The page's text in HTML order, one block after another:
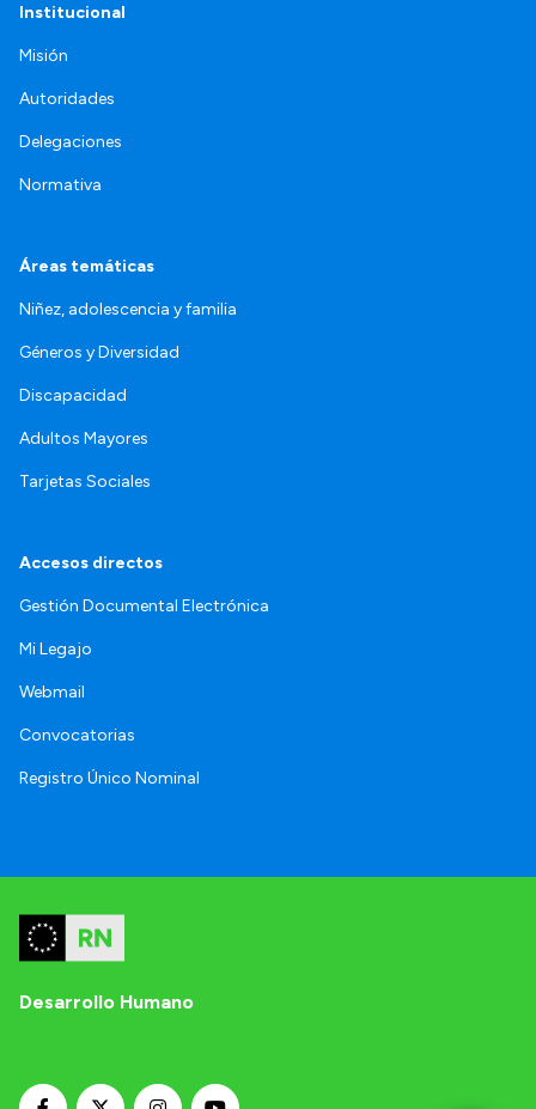
Institucional
Misión
Autoridades
Delegaciones
Normativa
Áreas temáticas
Niñez, adolescencia y familia
Géneros y Diversidad
Discapacidad
Adultos Mayores
Tarjetas Sociales
Accesos directos
Gestión Documental Electrónica
Mi Legajo
Webmail
Convocatorias
Registro Único Nominal
Desarrollo Humano